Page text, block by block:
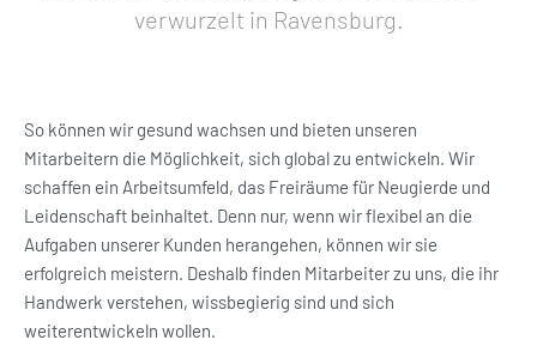
verwurzelt in Ravensburg.
So können wir gesund wachsen und bieten unseren
Mitarbeitern die Möglichkeit, sich global zu entwickeln. Wir
schaffen ein Arbeitsumfeld, das Freiräume für Neugierde und
Leidenschaft beinhaltet. Denn nur, wenn wir flexibel an die
Aufgaben unserer Kunden herangehen, können wir sie
erfolgreich meistern. Deshalb finden Mitarbeiter zu uns, die ihr
Handwerk verstehen, wissbegierig sind und sich
weiterentwickeln wollen.